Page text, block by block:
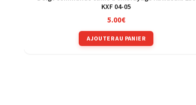
KXF 04-05
5.00€
AJOUTER AU PANIER